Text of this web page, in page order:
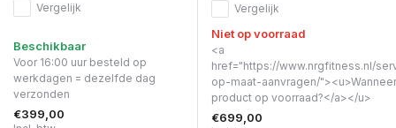
Vergelijk
Beschikbaar
Voor 16:00 uur besteld op
werkdagen = dezelfde dag
verzonden
€399,00
Vergelijk
Niet op voorraad
<a
href="https://www.nrgfitness.nl/
op-maat-aanvragen/
product op voorraad?</a></u>
€699,00